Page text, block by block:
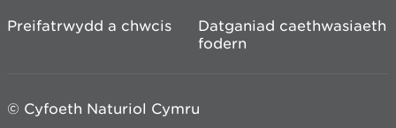
Preifatrwydd a chwcis
Datganiad caethwasiaeth
fodern
© Cyfoeth Naturiol Cymru